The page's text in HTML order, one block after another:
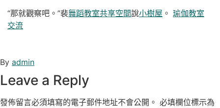
“那就觀察吧。”裴舞蹈教室共享空間說小樹屋 。 瑜伽教室
交流
By admin
Leave a Reply
發佈留言必須填寫的電子郵件地址不會公開。 必填欄位標示為